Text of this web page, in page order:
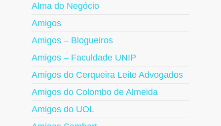
Alma do Negócio
Amigos
Amigos – Blogueiros
Amigos – Faculdade UNIP
Amigos do Cerqueira Leite Advogados
Amigos do Colombo de Almeida
Amigos do UOL